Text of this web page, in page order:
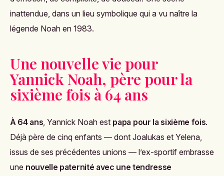
inattendue, dans un lieu symbolique qui a vu naître la
légende Noah en 1983.
Une nouvelle vie pour
Yannick Noah, père pour la
sixième fois à 64 ans
À 64 ans , Yannick Noah est papa pour la sixième fois.
Déjà père de cinq enfants — dont Joalukas et Yelena,
issus de ses précédentes unions — l’ex-sportif embrasse
une nouvelle paternité avec une tendresse